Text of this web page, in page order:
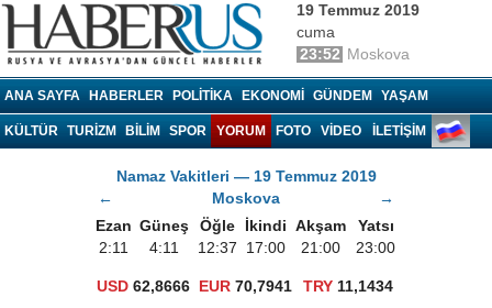
Haberrus.com
19 Temmuz 2019
cuma
23:52 Moskova
ANA SAYFA HABERLER POLITIKA EKONOMI GÜNDEM YAŞAM
KÜLTÜR TURIZM BILIM SPOR YORUM FOTO VIDEO İLETİŞİM
Namaz Vakitleri — 19 Temmuz 2019
←
Moskova
→
Ezan Güneş Öğle İkindi Akşam
Yatsı
2:11
4:11 12:37 17:00 21:00 23:00
USD 62,8666 EUR 70,7941 TRY 11,1434